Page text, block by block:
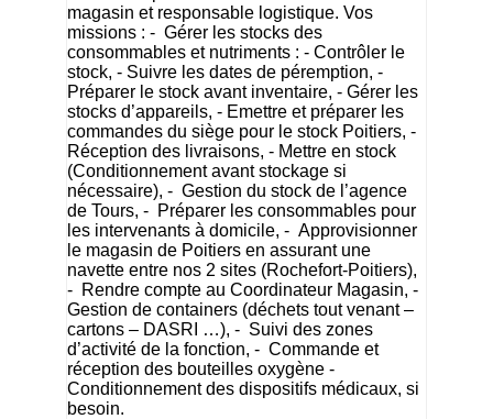
magasin et responsable logistique. Vos
missions : - Gérer les stocks des
consommables et nutriments : - Contrôler le
stock, - Suivre les dates de péremption, -
Préparer le stock avant inventaire, - Gérer les
stocks d’appareils, - Emettre et préparer les
commandes du siège pour le stock Poitiers, -
Réception des livraisons, - Mettre en stock
(Conditionnement avant stockage si
nécessaire), - Gestion du stock de l’agence
de Tours, - Préparer les consommables pour
les intervenants à domicile, - Approvisionner
le magasin de Poitiers en assurant une
navette entre nos 2 sites (Rochefort-Poitiers),
- Rendre compte au Coordinateur Magasin, -
Gestion de containers (déchets tout venant –
cartons – DASRI …), - Suivi des zones
d’activité de la fonction, - Commande et
réception des bouteilles oxygène -
Conditionnement des dispositifs médicaux, si
besoin.